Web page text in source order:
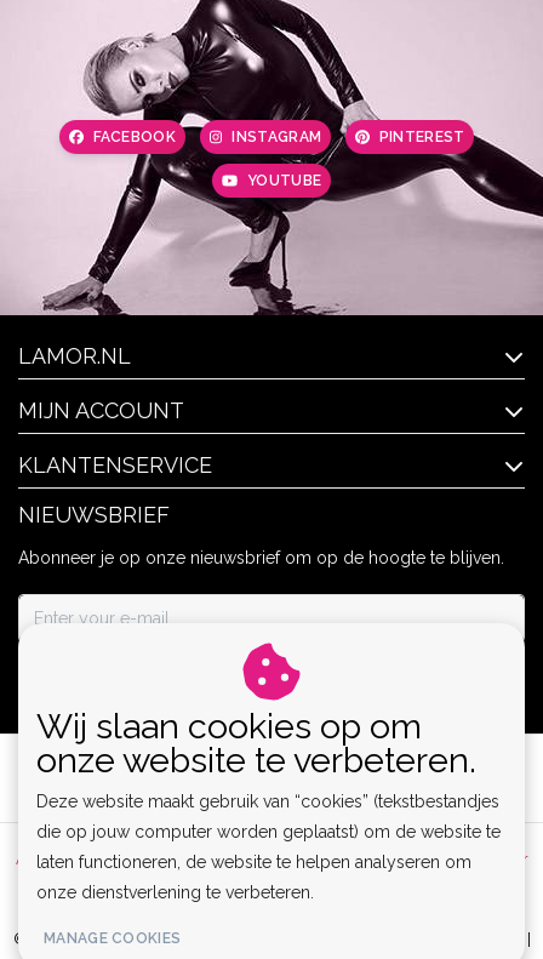
FACEBOOK INSTAGRAM PINTEREST
YOUTUBE
LAMOR.NL
MIJN ACCOUNT
KLANTENSERVICE
NIEUWSBRIEF
Abonneer je op onze nieuwsbrief om op de hoogte te blijven.
Algemene voorwaarden | Privacy Policy | Sitemap |
Disclaimer
RSS Feed
© Copyright 2026 - Lamor | Clubwear, Lingerie & Kinky Fashion XS-6XL |
Wij slaan cookies op om
onze website te verbeteren.
Deze website maakt gebruik van “cookies” (tekstbestandjes
die op jouw computer worden geplaatst) om de website te
laten functioneren, de website te helpen analyseren om
onze dienstverlening te verbeteren.
MANAGE COOKIES